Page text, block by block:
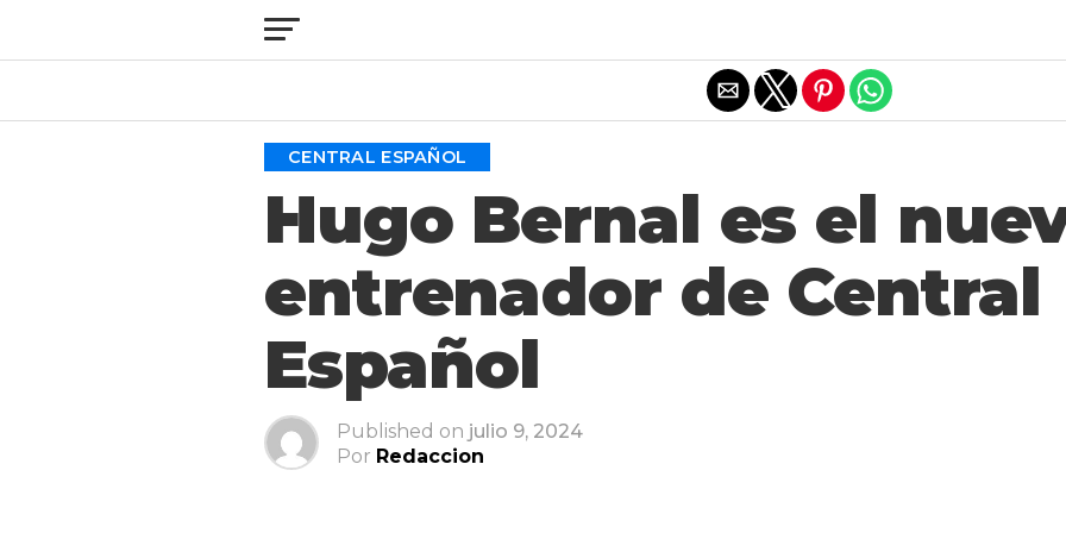
CENTRAL ESPAÑOL
Hugo Bernal es el
entrenador de Central
Español
Published on julio 9, 2024
Por Redaccion